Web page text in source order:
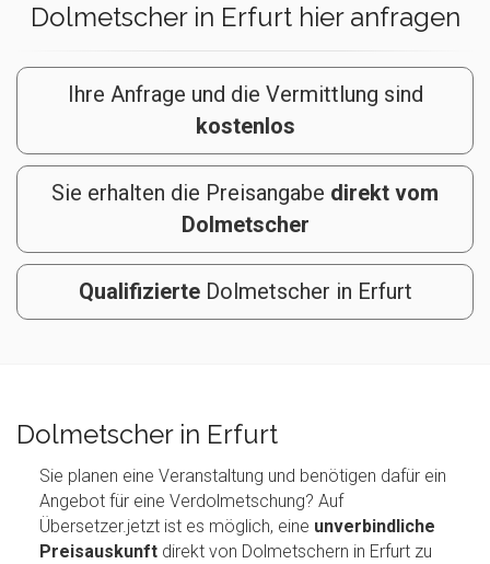
Dolmetscher in Erfurt hier anfragen
Ihre Anfrage und die Vermittlung sind
kostenlos
Sie erhalten die Preisangabe direkt vom
Dolmetscher
Qualifizierte Dolmetscher in Erfurt
Dolmetscher in Erfurt
Sie planen eine Veranstaltung und benötigen dafür ein
Angebot für eine Verdolmetschung? Auf
Übersetzer.jetzt ist es möglich, eine unverbindliche
Preisauskunftdirekt von Dolmetschern in Erfurt zu